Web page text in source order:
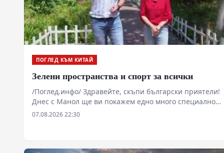
ПОГЛЕД КЪМ КИТАЙ
Зелени пространства и спорт за всички
/Поглед.инфо/ Здравейте, скъпи български приятели!
Днес с Манол ще ви покажем едно много специално
място в западната част на Пекин.
07.08.2026 22:30